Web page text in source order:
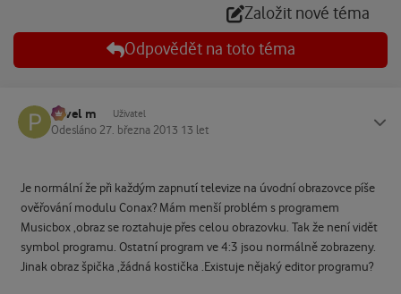
Založit nové téma
Odpovědět na toto téma
Pavel m Uživatel
Odesláno 27. března 2013 13 let
Je normální že při každým zapnutí televize na úvodní obrazovce píše
ověřování modulu Conax? Mám menší problém s programem
Musicbox ,obraz se roztahuje přes celou obrazovku. Tak že není vidět
symbol programu. Ostatní program ve 4:3 jsou normálně zobrazeny.
Jinak obraz špička ,žádná kostička .Existuje nějaký editor programu?